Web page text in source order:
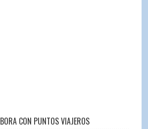
CON PUNTOS VIAJEROS